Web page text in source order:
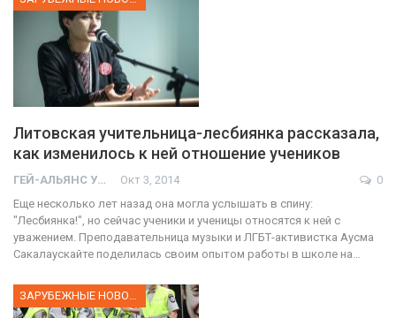
Литовская учительница-лесбиянка рассказала,
как изменилось к ней отношение учеников
ГЕЙ-АЛЬЯНС УКРАИНА Окт 3, 2014
0
Еще несколько лет назад она могла услышать в спину:
"Лесбиянка!", но сейчас ученики и ученицы относятся к ней с
уважением. Преподавательница музыки и ЛГБТ-активистка Аусма
Сакалаускайте поделилась своим опытом работы в школе на…